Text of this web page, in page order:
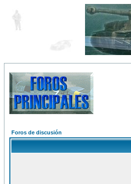
Foros de discusión